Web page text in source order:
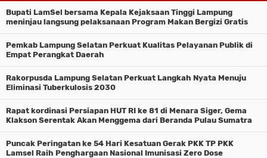
Bupati LamSel bersama Kepala Kejaksaan Tinggi Lampung
meninjau langsung pelaksanaan Program Makan Bergizi Gratis
Pemkab Lampung Selatan Perkuat Kualitas Pelayanan Publik di
Empat Perangkat Daerah
Rakorpusda Lampung Selatan Perkuat Langkah Nyata Menuju
Eliminasi Tuberkulosis 2030
Rapat kordinasi Persiapan HUT RI ke 81 di Menara Siger, Gema
Klakson Serentak Akan Menggema dari Beranda Pulau Sumatra
Puncak Peringatan ke 54 Hari Kesatuan Gerak PKK TP PKK
Lamsel Raih Penghargaan Nasional Imunisasi Zero Dose